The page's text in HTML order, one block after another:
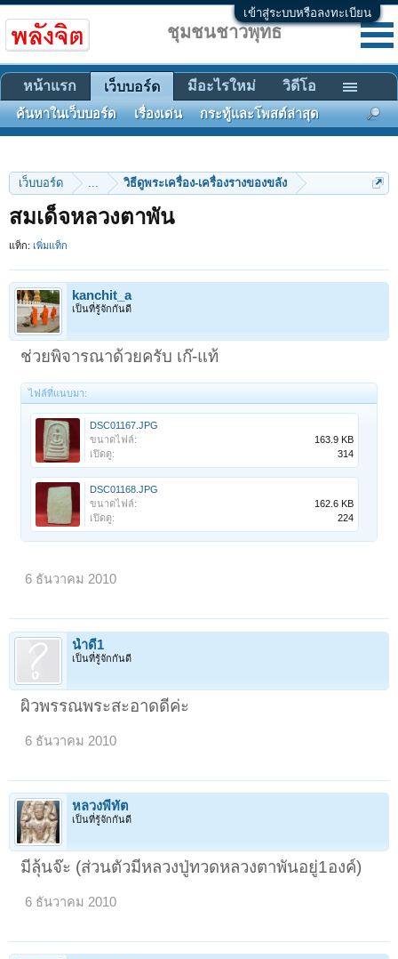
เข้าสู่ระบบหรือลงทะเบียน
เว็บบอร์ด ... วิธีดูพระเครื่อง-เครื่องรางของขลัง
สมเด็จหลวงตาพัน
แท็ก: เพิ่มแท็ก
kanchit_a
เป็นที่รู้จักกันดี
ช่วยพิจารณาด้วยครับ เก๊-แท้
ไฟล์ที่แนบมา:
DSC01167.JPG
ขนาดไฟล์:
163.9 KB
เปิดดู:
314
DSC01168.JPG
ขนาดไฟล์:
162.6 KB
เปิดดู:
224
6 ธันวาคม 2010
น้ำดี1
เป็นที่รู้จักกันดี
ผิวพรรณพระสะอาดดีค่ะ
6 ธันวาคม 2010
หลวงพี่ทัต
เป็นที่รู้จักกันดี
มีลุ้นจ๊ะ (ส่วนตัวมีหลวงปู่ทวดหลวงตาพันอยู่1องค์)
6 ธันวาคม 2010
ชุมชนชาวพุทธ
หน้าแรก เว็บบอร์ด
ค้นหาในเว็บบอร์ด เรื่องเด่น กระทู้และโพสต์ล่าสุด
มีอะไรใหม่ วิดีโอ